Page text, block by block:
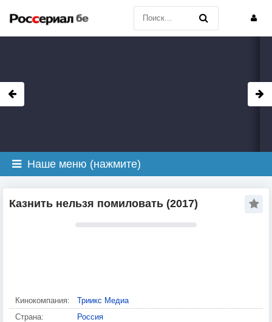
Наше меню (нажмите)
Казнить нельзя помиловать (2017)
Кинокомпания:
Триикс Медиа
Страна:
Россия